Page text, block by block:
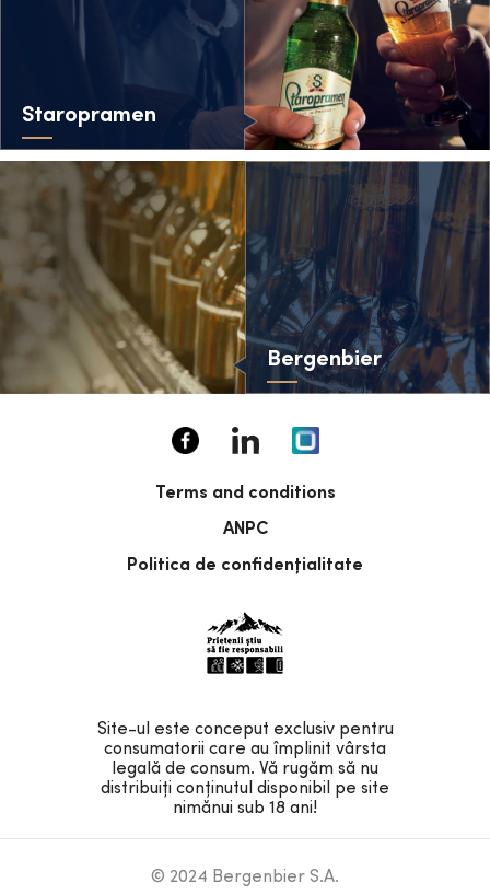
Staropramen
Bergenbier
Terms and conditions
ANPC
Politica de confidențialitate
Site-ul este conceput exclusiv pentru
consumatorii care au împlinit vârsta
legală de consum. Vă rugăm să nu
distribuiți conținutul disponibil pe site
nimănui sub 18 ani!
© 2024 Bergenbier S.A.